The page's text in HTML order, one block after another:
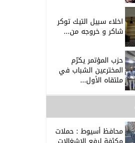
اخلاء سبيل التيك توكر
شاكر و خروجه من...
حزب المؤتمر يكرّم
المخترعين الشباب في
ملتقاه الأول...
محافظ أسيوط : حملات